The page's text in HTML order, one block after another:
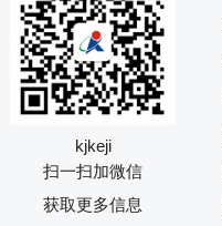
kjkeji
扫一扫加微信
获取更多信息